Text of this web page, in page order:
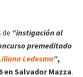
“instigación al
premeditado
Ledesma“,
en Salvador Mazza.